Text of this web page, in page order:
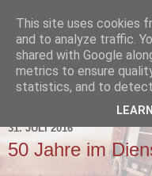
31. JULI 2016
50 Jahre im
This site uses cookies
and to analyze traffic.
shared with Google
metrics to ensure
statistics, and to detect